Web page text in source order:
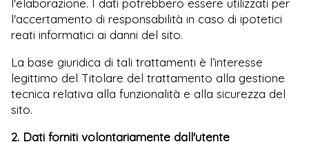
l'elaborazione. I dati potrebbero essere utilizzati per
l'accertamento di responsabilità in caso di ipotetici
reati informatici ai danni del sito.
La base giuridica di tali trattamenti è l’interesse
legittimo del Titolare del trattamento alla gestione
tecnica relativa alla funzionalità e alla sicurezza del
sito.
2. Dati forniti volontariamente dall'utente